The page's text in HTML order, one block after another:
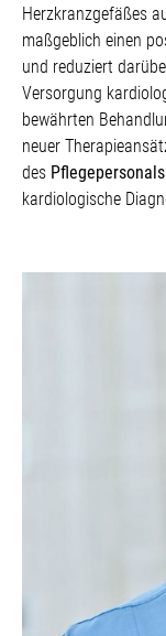
Herzkranzgefäßes
maßgeblich einen
und reduziert
Versorgung
bewährten
neuer
des Pflegepersonals
kardiologische